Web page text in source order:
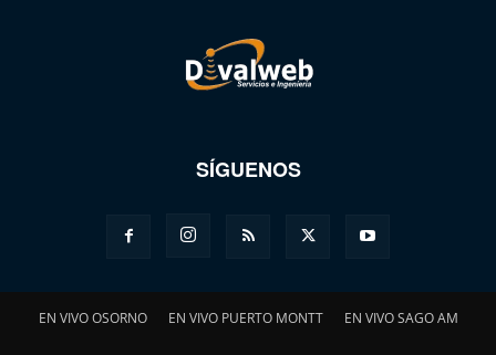
SÍGUENOS
EN VIVO OSORNO EN VIVO PUERTO MONTT EN VIVO SAGO AM